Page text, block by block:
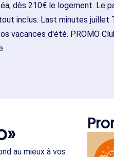
dès 210€ le logement. Le
inclus. Last minutes juillet
vacances d'été. PROMO
au mieux à vos